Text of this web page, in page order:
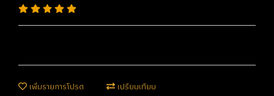
เพิ่มรายการโปรด เปรียบเทียบ